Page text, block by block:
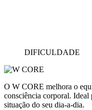
DIFICULDADE
O W CORE melhora o
consciência corporal. Ideal
situação do seu dia-a-dia.